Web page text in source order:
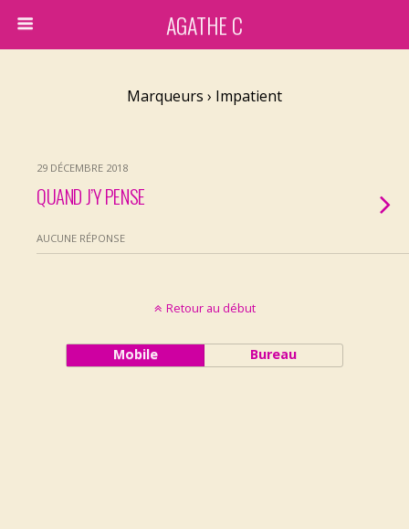
AGATHE C
Marqueurs › Impatient
29 DÉCEMBRE 2018
QUAND J’Y PENSE
AUCUNE RÉPONSE
Retour au début
Mobile Bureau